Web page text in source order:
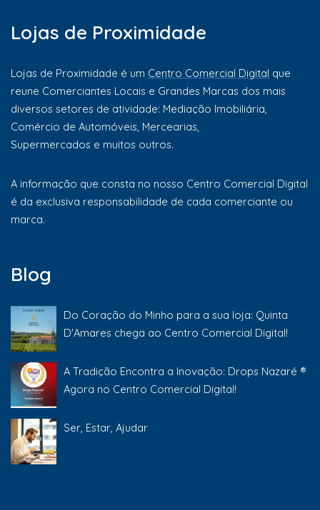
Lojas de Proximidade
Lojas de Proximidade é um Centro Comercial Digital que
reune Comerciantes Locais e Grandes Marcas dos mais
diversos setores de atividade: Mediação Imobiliária,
Comércio de Automóveis, Mercearias,
Supermercados e muitos outros.
A informação que consta no nosso Centro Comercial Digital
é da exclusiva responsabilidade de cada comerciante ou
marca.
Blog
Do Coração do Minho para a sua loja: Quinta
D'Amares chega ao Centro Comercial Digital!
A Tradição Encontra a Inovação: Drops Nazaré ®
Agora no Centro Comercial Digital!
Ser, Estar, Ajudar